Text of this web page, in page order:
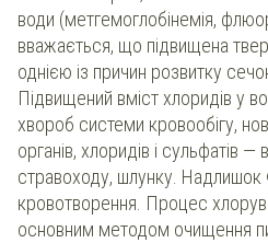
води (метгемоглобінемія,
вважається, що підвищена
однією із причин розвитку
Підвищений вміст хлоридів у
хвороб системи кровообігу,
органів, хлоридів і сульфатів
стравоходу, шлунку.
кровотворення. Процес
основним методом очищення